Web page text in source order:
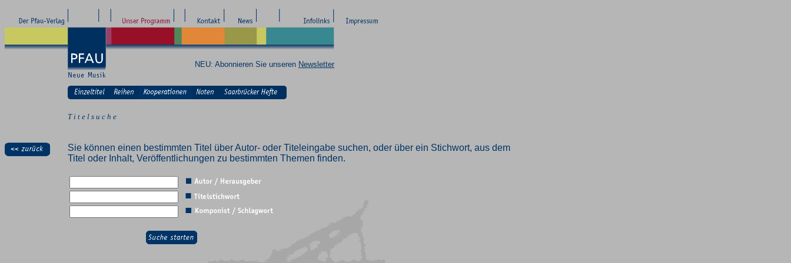
NEU: Abonnieren Sie unseren Newsletter
T i t e l s u c h e
Sie können einen bestimmten Titel über Autor- oder Titeleingabe suchen, oder über ein Stichwort, aus dem
Titel oder Inhalt, Veröffentlichungen zu bestimmten Themen finden.